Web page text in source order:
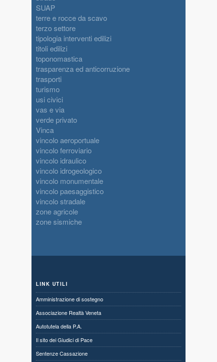
SUAP
terre e rocce da scavo
terzo settore
tipologia interventi edilizi
titoli edilizi
toponomastica
trasparenza ed anticorruzione
trasporti
turismo
usi civici
vas e via
verde privato
Vinca
vincolo aeroportuale
vincolo ferroviario
vincolo idraulico
vincolo idrogeologico
vincolo monumentale
vincolo paesaggistico
vincolo stradale
zone agricole
zone sismiche
LINK UTILI
Amministrazione di sostegno
Associazione Realtà Veneta
Autotutela della P.A.
Il sito dei Giudici di Pace
Sentenze Cassazione